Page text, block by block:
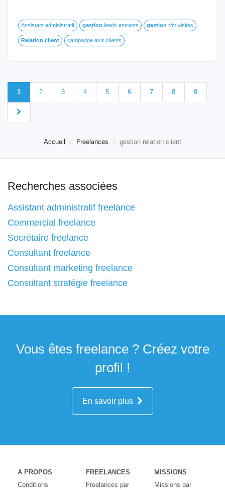
Assistant administratif gestion leads entrants gestion rdv visites
Relation client campagne avis clients
1 2 3 4 5 6 7 8 9
Accueil Freelances gestion relation client
Recherches associées
Assistant administratif freelance
Commercial freelance
Secrétaire freelance
Consultant freelance
Consultant marketing freelance
Consultant stratégie freelance
Vous êtes freelance ? Créez votre
profil !
En savoir plus
A PROPOS
Conditions
FREELANCES
Freelances par
MISSIONS
Missions par